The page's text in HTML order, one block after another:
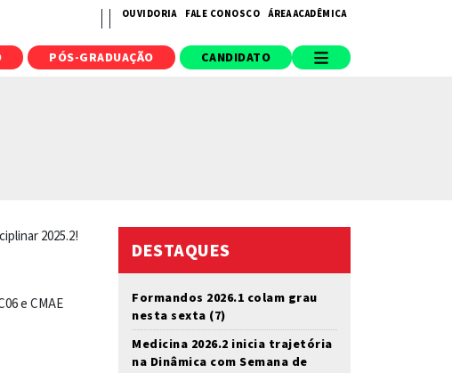
OUVIDORIA FALE CONOSCO ÁREA ACADÊMICA
PÓS-GRADUAÇÃO CANDIDATO
2025.2!
e CMAE
DESTAQUES
Formandos 2026.1 colam grau
nesta sexta (7)
Medicina 2026.2 inicia trajetória
na Dinâmica com Semana de